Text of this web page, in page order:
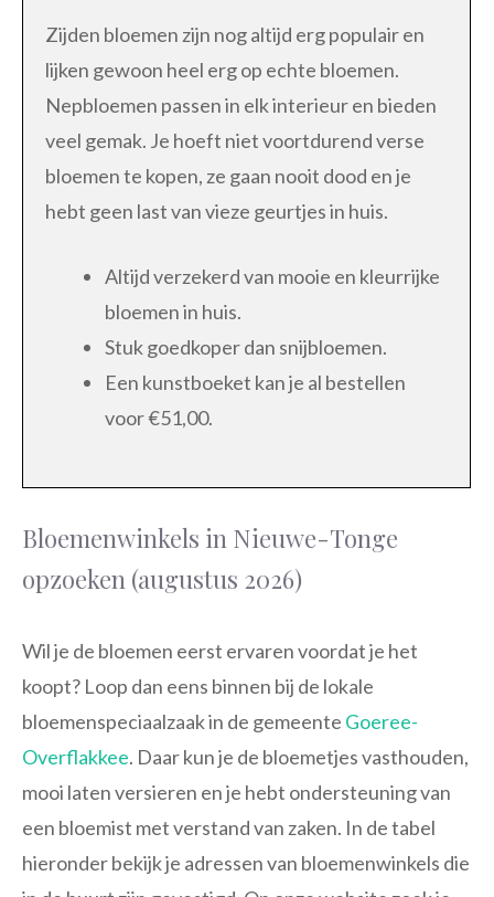
Zijden bloemen zijn nog altijd erg populair en
lijken gewoon heel erg op echte bloemen.
Nepbloemen passen in elk interieur en bieden
veel gemak. Je hoeft niet voortdurend verse
bloemen te kopen, ze gaan nooit dood en je
hebt geen last van vieze geurtjes in huis.
Altijd verzekerd van mooie en kleurrijke
bloemen in huis.
Stuk goedkoper dan snijbloemen.
Een kunstboeket kan je al bestellen
voor €51,00.
Bloemenwinkels in Nieuwe-Tonge
opzoeken (augustus 2026)
Wil je de bloemen eerst ervaren voordat je het
koopt? Loop dan eens binnen bij de lokale
bloemenspeciaalzaak in de gemeente Goeree-
Overflakkee. Daar kun je de bloemetjes vasthouden,
mooi laten versieren en je hebt ondersteuning van
een bloemist met verstand van zaken. In de tabel
hieronder bekijk je adressen van bloemenwinkels die